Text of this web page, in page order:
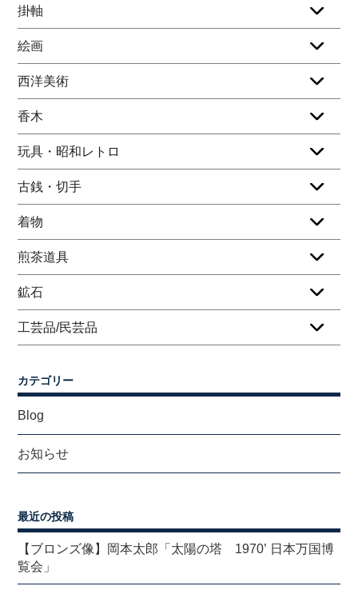
掛軸
絵画
西洋美術
香木
玩具・昭和レトロ
古銭・切手
着物
煎茶道具
鉱石
工芸品/民芸品
カテゴリー
Blog
お知らせ
最近の投稿
【ブロンズ像】岡本太郎「太陽の塔 1970’ 日本万国博
覧会」